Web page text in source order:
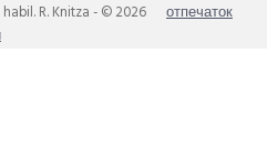
habil. R. Knitza - © 2026
отпечаток